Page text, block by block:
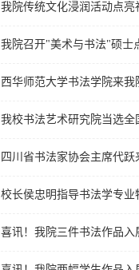
我院传统文化浸润活动点亮
我院召开"美术与书法"硕士
西华师范大学书法学院来我
我校书法艺术研究院当选
四川省书法家协会主席代
校长侯忠明指导书法学专业
喜讯！我院三件书法作品